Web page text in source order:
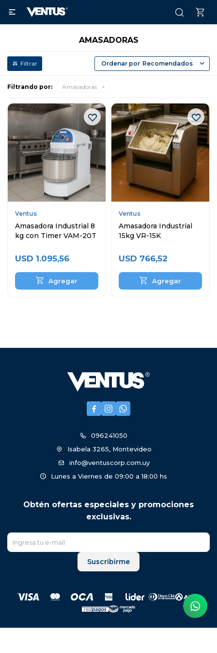

AMASADORAS
Recomendados
Filtrando por: Amasadoras
Ventus
Amasadora Industrial 8
kg con Timer VAM-20T
USD 1.095,56
Ventus
Amasadora Industrial
15kg VR-15K
USD 766,52
  
096241050
Isabela 3265, Montevideo
info@ventuscorp.com.uy
Lunes a Viernes de 09:00 a 18:00 hs
Obtén ofertas especiales y promociones
exclusivas.
Suscribirme